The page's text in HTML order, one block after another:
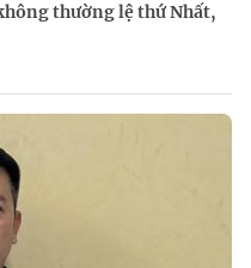
thường lệ thứ Nhất,